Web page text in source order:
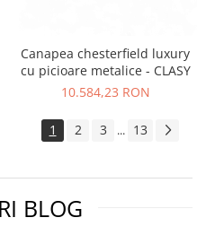
Canapea chesterfield luxury
cu picioare metalice - CLASY
10.584,23 RON
1 2 3 ... 13
BLOG